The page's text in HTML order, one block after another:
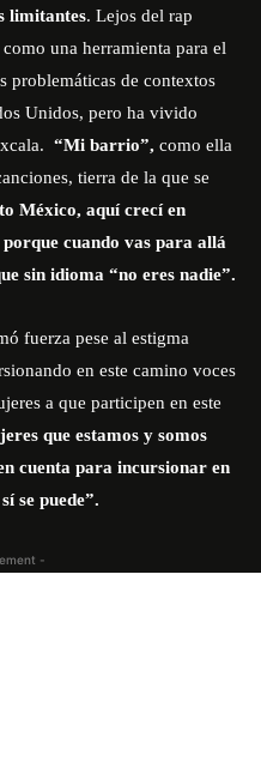
limitantes. Lejos del rap
una herramienta para el
problemáticas de contextos
Unidos, pero ha vivido
“Mi barrio”, como ella
tierra de la que se
México, aquí crecí en
cuando vas para allá
sin idioma “no eres nadie”.
fuerza pese al estigma
en este camino voces
a que participen en este
que estamos y somos
cuenta para incursionar en
se puede”.
-